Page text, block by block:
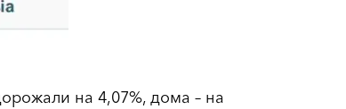
на 4,07%, дома – на